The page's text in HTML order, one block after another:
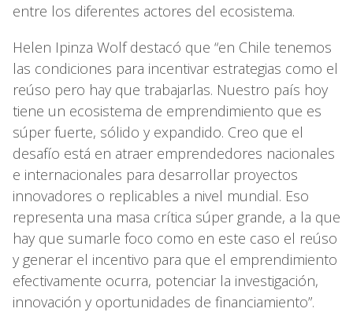
entre los diferentes actores del ecosistema.
Helen Ipinza Wolf destacó que “en Chile tenemos
las condiciones para incentivar estrategias como el
reúso pero hay que trabajarlas. Nuestro país hoy
tiene un ecosistema de emprendimiento que es
súper fuerte, sólido y expandido. Creo que el
desafío está en atraer emprendedores nacionales
e internacionales para desarrollar proyectos
innovadores o replicables a nivel mundial. Eso
representa una masa crítica súper grande, a la que
hay que sumarle foco como en este caso el reúso
y generar el incentivo para que el emprendimiento
efectivamente ocurra, potenciar la investigación,
innovación y oportunidades de financiamiento”.